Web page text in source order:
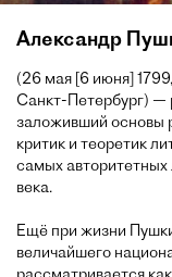
Александр
(26 мая [6 июня]
Санкт-Петербург) —
заложивший основы
критик и теоретик
самых авторитетных
века.
Ещё при жизни
величайшего